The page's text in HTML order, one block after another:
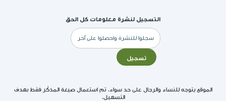
التسجيل لنشرة معلومات كل الحق
البريد
الإلكتروني
تسجيل
الموقع يتوجه للنساء والرجال على حد سواء. تم استعمال صيغة المذكّر فقط بهدف
التسهيل.